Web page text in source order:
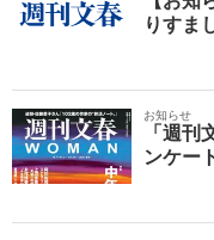
りすま
お知らせ
「週刊
ンケー